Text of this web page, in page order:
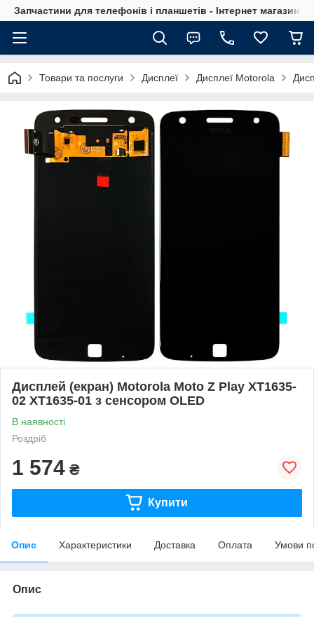
Запчастини для телефонів і планшетів - Інтернет магазин
Товари та послуги Дисплеї Дисплеї Motorola
Дисплей (екран) Motorola Moto Z Play XT1635-
02 XT1635-01 з сенсором OLED
В наявності
Роздріб
1 574 ₴
Купити
Опис Характеристики Доставка Оплата Умови
Опис